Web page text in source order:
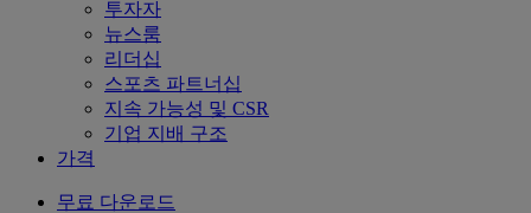
투자자
뉴스룸
리더십
스포츠 파트너십
지속 가능성 및 CSR
기업 지배 구조
가격
무료 다운로드